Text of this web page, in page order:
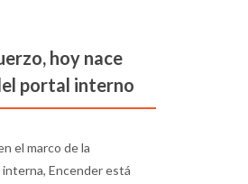
hoy nace
portal interno
el marco de la
Encender está